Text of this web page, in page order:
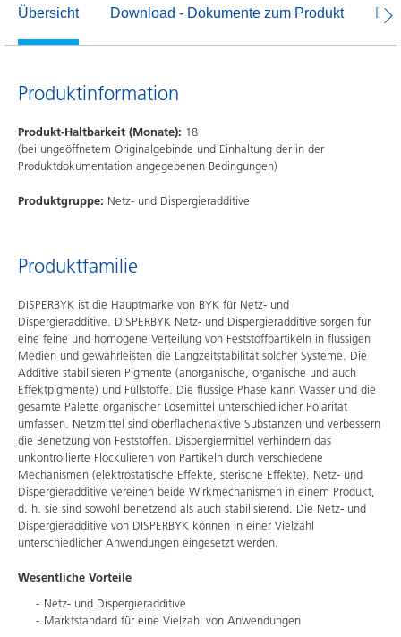
Übersicht Download - Dokumente zum Produkt
Produktinformation
Produkt-Haltbarkeit (Monate): 18
(bei ungeöffnetem Originalgebinde und Einhaltung der in der
Produktdokumentation angegebenen Bedingungen)
Produktgruppe: Netz- und Dispergieradditive
Produktfamilie
DISPERBYK ist die Hauptmarke von BYK für Netz- und
Dispergieradditive. DISPERBYK Netz- und Dispergieradditive sorgen für
eine feine und homogene Verteilung von Feststoffpartikeln in flüssigen
Medien und gewährleisten die Langzeitstabilität solcher Systeme. Die
Additive stabilisieren Pigmente (anorganische, organische und auch
Effektpigmente) und Füllstoffe. Die flüssige Phase kann Wasser und die
gesamte Palette organischer Lösemittel unterschiedlicher Polarität
umfassen. Netzmittel sind oberflächenaktive Substanzen und verbessern
die Benetzung von Feststoffen. Dispergiermittel verhindern das
unkontrollierte Flockulieren von Partikeln durch verschiedene
Mechanismen (elektrostatische Effekte, sterische Effekte). Netz- und
Dispergieradditive vereinen beide Wirkmechanismen in einem Produkt,
d. h. sie sind sowohl benetzend als auch stabilisierend. Die Netz- und
Dispergieradditive von DISPERBYK können in einer Vielzahl
unterschiedlicher Anwendungen eingesetzt werden.
Wesentliche Vorteile
Netz- und Dispergieradditive
Marktstandard für eine Vielzahl von Anwendungen